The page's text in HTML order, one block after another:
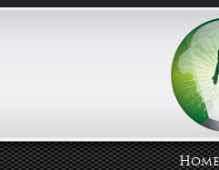
Home